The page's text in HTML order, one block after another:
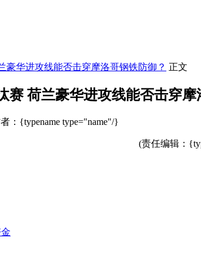
豪华进攻线能否击穿摩洛哥钢铁防御？ 正文
赛 荷兰豪华进攻线能否击穿摩
：{typename type="name"/}
(责任编辑：